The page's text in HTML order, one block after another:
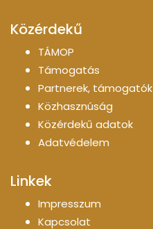
Közérdekű
TÁMOP
Támogatás
Partnerek, támogatók
Közhasznúság
Közérdekű adatok
Adatvédelem
Linkek
Impresszum
Kapcsolat